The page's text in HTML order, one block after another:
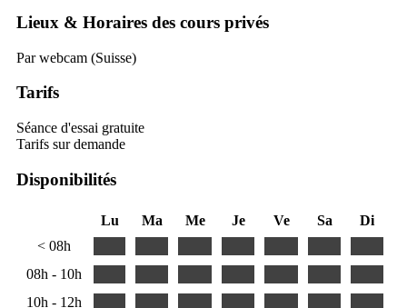
Lieux & Horaires des cours privés
Par webcam (Suisse)
Tarifs
Séance d'essai gratuite
Tarifs sur demande
Disponibilités
Lu Ma Me Je Ve Sa
Di
< 08h
08h - 10h
10h - 12h